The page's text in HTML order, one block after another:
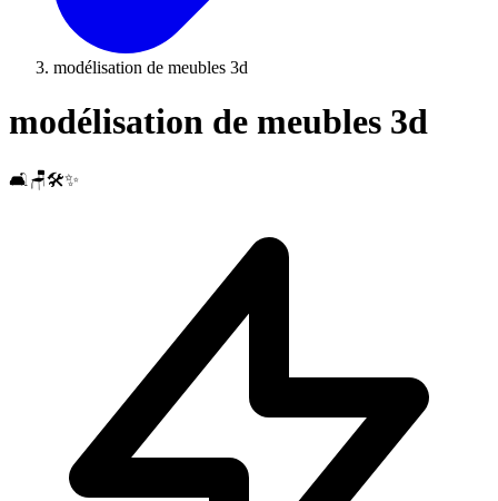
modélisation de meubles 3d
modélisation de meubles 3d
🛋️🪑🛠️✨